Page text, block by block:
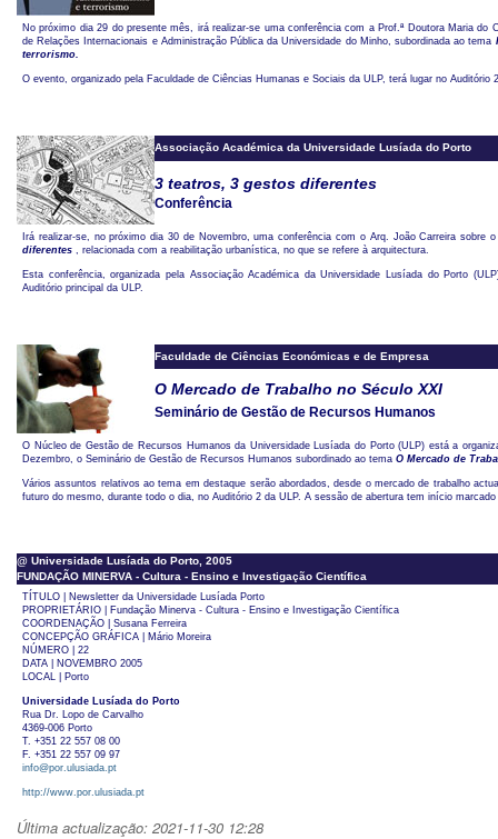
No próximo dia 29 do presente mês, irá realizar-se uma conferência com a Prof.ª Doutora Maria do
de Relações Internacionais e Administração Pública da Universidade do Minho, subordinada ao tema
terrorismo.
O evento, organizado pela Faculdade de Ciências Humanas e Sociais da ULP, terá lugar no Auditório
Associação Académica da Universidade Lusíada do Porto
3 teatros, 3 gestos diferentes
Conferência
Irá realizar-se, no próximo dia 30 de Novembro, uma conferência com o Arq. João Carreira sobre
diferentes , relacionada com a reabilitação urbanística, no que se refere à arquitectura.
Esta conferência, organizada pela Associação Académica da Universidade Lusíada do Porto
Auditório principal da ULP.
Faculdade de Ciências Económicas e de Empresa
O Mercado de Trabalho no Século XXI
Seminário de Gestão de Recursos Humanos
O Núcleo de Gestão de Recursos Humanos da Universidade Lusíada do Porto (ULP) está a
Dezembro, o Seminário de Gestão de Recursos Humanos subordinado ao tema O Mercado de
Vários assuntos relativos ao tema em destaque serão abordados, desde o mercado de trabalho
futuro do mesmo, durante todo o dia, no Auditório 2 da ULP. A sessão de abertura tem início
@ Universidade Lusíada do Porto, 2005
FUNDAÇÃO MINERVA - Cultura - Ensino e Investigação Científica
TÍTULO | Newsletter da Universidade Lusíada Porto
PROPRIETÁRIO | Fundação Minerva - Cultura - Ensino e Investigação Científica
COORDENAÇÃO | Susana Ferreira
CONCEPÇÃO GRÁFICA | Mário Moreira
NÚMERO | 22
DATA | NOVEMBRO 2005
LOCAL | Porto
Universidade Lusíada do Porto
Rua Dr. Lopo de Carvalho
4369-006 Porto
T. +351 22 557 08 00
F. +351 22 557 09 97
info@por.ulusiada.pt
http://www.por.ulusiada.pt
Última actualização: 2021-11-30 12:28